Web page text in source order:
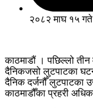
२०८२ माघ १५ गते
काठमाडौं । पछिल्लो तीन
दैनिकजसो लुटपाटका
दैनिक दर्जनौँ लुटपाटका
काठमाडौँका प्रहरी